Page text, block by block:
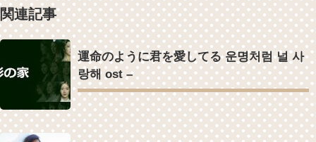
Powered by livedoor 相互RSS
YUCHUN ♥ LOVE 15 「成均館 5話」
[Fan MV]七日の王妃(7일의 왕비)OST – 정기고 (Junggigo) – 그리고 그
려도 (Miss You In My Heart)
俳優カン・ギヨン、突然の熱愛宣言…「キム秘書がなぜそうか」出演
で話題 Big News TV
Powered by livedoor 相互RSS
関連記事
運命のように君を愛してる 운명처럼 널 사
랑해 ost –